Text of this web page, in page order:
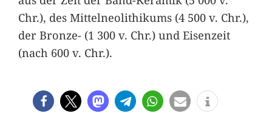
Chr.), des Mittelneolithikums (4 500 v. Chr.),
der Bronze- (1 300 v. Chr.) und Eisenzeit
(nach 600 v. Chr.).